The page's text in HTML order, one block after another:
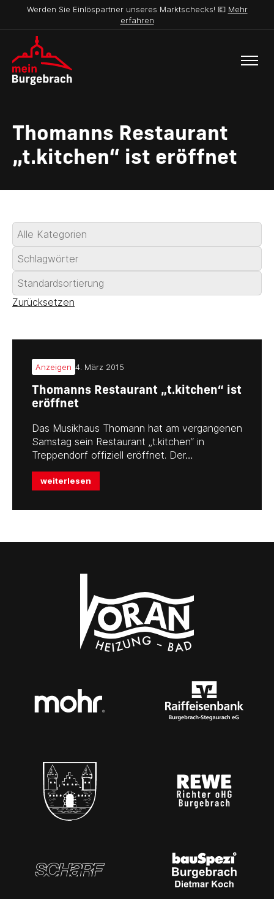
Werden Sie Einlöspartner unseres Marktschecks! 💶 Mehr
erfahren
Thomanns Restaurant
„t.kitchen“ ist eröffnet
Zurücksetzen
Anzeigen 4. März 2015
Thomanns Restaurant „t.kitchen“ ist
eröffnet
Das Musikhaus Thomann hat am vergangenen
Samstag sein Restaurant „t.kitchen“ in
Treppendorf offiziell eröffnet. Der…
weiterlesen